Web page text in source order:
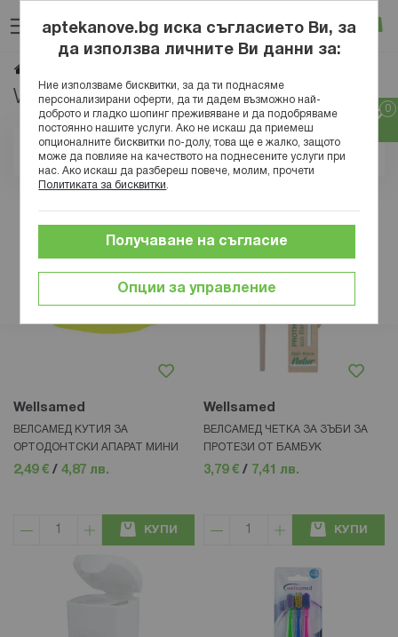
към
съдържанието
Вход
Wellsamed
Позиция
Wellsamed
ВЕЛСАМЕД КУТИЯ ЗА
ОРТОДОНТСКИ АПАРАТ МИНИ
2,49 € / 4,87 лв.
КУПИ
Wellsamed
ВЕЛСАМЕД ЧЕТКА ЗА ЗЪБИ ЗА
ПРОТЕЗИ ОТ БАМБУК
3,79 € / 7,41 лв.
КУПИ
aptekanove.bg иска съгласието Ви, за
да използва личните Ви данни за:
Ние използваме бисквитки, за да ти поднасяме
персонализирани оферти, да ти дадем възможно най-
доброто и гладко шопинг преживяване и да подобряваме
постоянно нашите услуги. Ако не искаш да приемеш
опционалните бисквитки по-долу, това ще е жалко, защото
може да повлияе на качеството на поднесените услуги при
нас. Ако искаш да разбереш повече, молим, прочети
Политиката за бисквитки
Опции за управление
Получаване на съгласие